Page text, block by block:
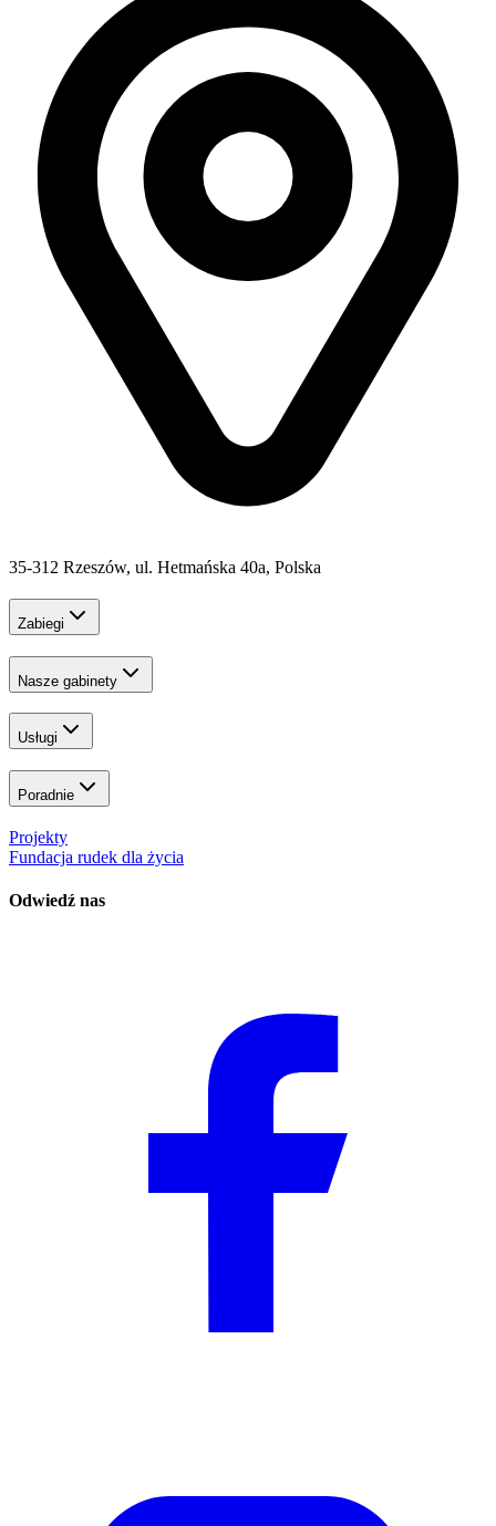
35-312 Rzeszów, ul. Hetmańska 40a, Polska
Zabiegi
Nasze gabinety
Usługi
Poradnie
Projekty
Fundacja rudek dla życia
Odwiedź nas